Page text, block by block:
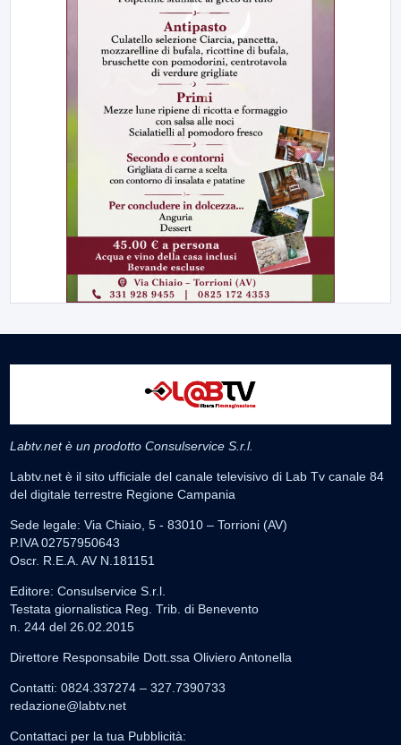
Labtv.net è un prodotto Consulservice S.r.l.
Labtv.net è il sito ufficiale del canale televisivo di Lab Tv canale 84
del digitale terrestre Regione Campania
Sede legale: Via Chiaio, 5 - 83010 – Torrioni (AV)
P.IVA 02757950643
Oscr. R.E.A. AV N.181151
Editore: Consulservice S.r.l.
Testata giornalistica Reg. Trib. di Benevento
n. 244 del 26.02.2015
Direttore Responsabile Dott.ssa Oliviero Antonella
Contatti: 0824.337274 – 327.7390733
redazione@labtv.net
Contattaci per la tua Pubblicità: